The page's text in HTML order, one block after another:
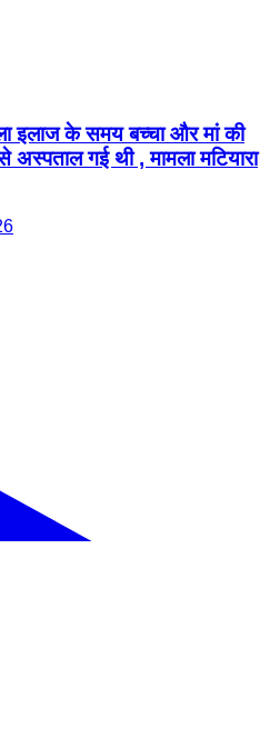
इलाज के समय बच्चा और मां की
अस्पताल गई थी , मामला मटियारा